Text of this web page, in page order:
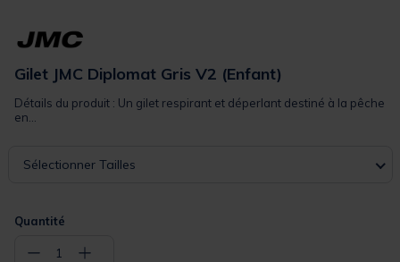
Gilet JMC Diplomat Gris V2 (Enfant)
Détails du produit : Un gilet respirant et déperlant destiné à la pêche
en...
Sélectionner Tailles
Quantité
− 1 +